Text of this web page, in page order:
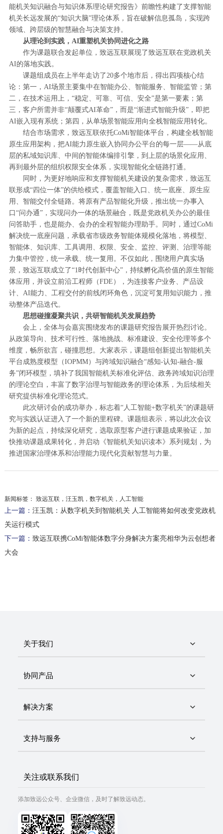
能机关知识融合与知识体系理论研究报告》前瞻性构建了支撑智能
机关长远发展的“知识大脑”理论体系，旨在破解信息孤岛，实现跨
领域、跨层级的智慧融合与决策支持。
从理论到实践，AI重塑机关协同进化之路‌
作为课题联合发起单位，致远互联展现了致远互联在党政机关
AI的落地实践。
课题组成员在上半年走访了20多个地市后，得出四项核心结
论：第一，AI场景主要集中在智能办公、智能服务、智能监管；第
二，在技术运用上，“稳定、可靠、可信、安全”是第一要素；第
三，客户所需并非“颠覆式AI革命”，而是“渐进式智能升级”，即把
AI嵌入现有系统；第四，从单场景智能应用向全栈智能应用转化。
结合市场需求，致远互联依托CoMi智能体平台，构建全栈智能
原生应用架构，把AI能力原生嵌入协同办公平台的每一层——从底
层的私域知识库、中间的智能体编排引擎，到上层的场景化应用、
再到最外层的组织权限安全体系，实现智能化全链路打通。
同时，为更好地响应和支撑智能机关建设的复杂需求，致远互
联形成“四位一体”的供给模式，覆盖智能入口、统一底座、原生应
用、智能交付全链路。将原有产品智能化升级，推出统一办事入
口“问办通”，实现问办一体的场景融合，既是党政机关办公的最佳
问答助手，也是能办、会办的全程智能办理助手。同时，通过CoMi
解决统一底座问题，承载省市级政务智能体规模化落地，将模型、
智能体、知识库、工具调用、权限、安全、监控、评测、治理等能
力集中管控，统一承载、统一复用。不仅如此，围绕用户真实场
景，致远互联成立了“1时代创新中心”，持续孵化高价值的原生智能
体应用，并设立前沿工程师（FDE），为连接客户业务、产品设
计、AI能力、工程交付的前线闭环角色，沉淀可复用知识能力，推
动整体产品迭代。
思想碰撞凝聚共识，共研智能机关发展趋势
会上，全体与会嘉宾围绕发布的课题研究报告展开热烈讨论。
从政策导向、技术可行性、落地挑战、标准建设、安全伦理等多个
维度，畅所欲言，碰撞思想。大家表示，课题组创新提出智能机关
平台成熟度模型（IOPMM）与跨域知识融合“感知-认知-融合-服
务”闭环模型，填补了我国智能机关标准化评估、政务跨域知识治理
的理论空白，丰富了数字治理与智能政务的理论体系，为后续相关
研究提供标准化理论范式。
此次研讨会的成功举办，标志着“人工智能+数字机关”的课题研
究与实践认证进入了一个新的里程碑。课题组表示，将以此次会议
为新的起点，持续深化研究，选取原型客户进行课题成果验证，加
快推动课题成果转化，并启动《智能机关知识读本》系列规划，为
推进国家治理体系和治理能力现代化贡献智慧与力量。
新闻标签： 致远互联，汪玉凯，数字机关，人工智能
上一篇： 汪玉凯：从数字机关到智能机关 人工智能将如何改变党政机
关运行模式
下一篇： 致远互联携CoMi智能体数字分身解决方案亮相华为云创想者
大会
关于我们
协同产品
解决方案
支持与服务
关注或联系我们
添加致远公众号、企业微信，及时了解致远动态。